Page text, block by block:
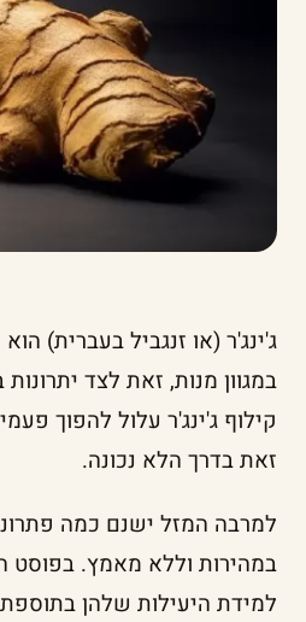
ג'ינג'ר (או זנגביל בעברית)
במגוון מנות, זאת לצד
קילוף ג'ינג'ר עלול להפוך
זאת בדרך הלא נכונה.
למרבה המזל ישנם כמה
למידת היעילות שלהן